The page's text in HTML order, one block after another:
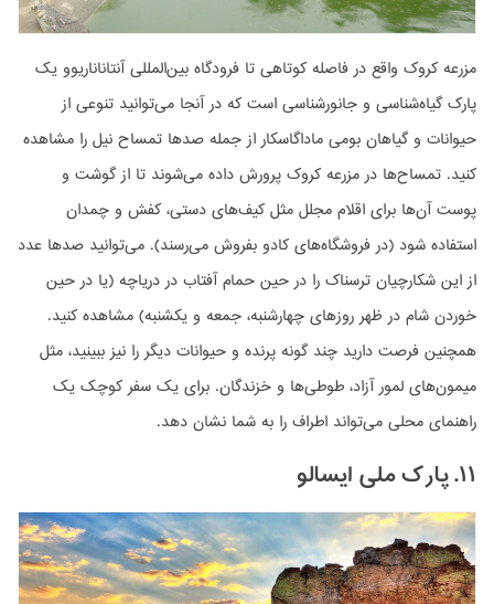
مزرعه کروک واقع در فاصله کوتاهی تا فرودگاه بین‌المللی آنتاناناریوو یک
پارک گیاه‌شناسی و جانورشناسی است که در آنجا می‌توانید تنوعی از
حیوانات و گیاهان بومی ماداگاسکار از جمله صدها تمساح نیل را مشاهده
کنید. تمساح‌ها در مزرعه کروک پرورش داده می‌شوند تا از گوشت و
پوست آن‌ها برای اقلام مجلل مثل کیف‌های دستی، کفش و چمدان
استفاده شود (در فروشگاه‌های کادو بفروش می‌رسند). می‌توانید صدها عدد
از این شکارچیان ترسناک را در حین حمام آفتاب در دریاچه (یا در حین
خوردن شام در ظهر روزهای چهارشنبه، جمعه و یکشنبه) مشاهده کنید.
همچنین فرصت دارید چند گونه پرنده و حیوانات دیگر را نیز ببینید، مثل
میمون‌های لمور آزاد، طوطی‌ها و خزندگان. برای یک سفر کوچک یک
راهنمای محلی می‌تواند اطراف را به شما نشان دهد.
۱۱. پارک ملی ایسالو